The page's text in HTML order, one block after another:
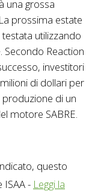
una grossa
prossima estate
utilizzando
Reaction
investitori
di dollari per
produzione di un
motore SABRE.
questo
- Leggi la